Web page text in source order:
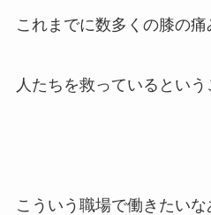
これまでに数多くの膝の痛
人たちを救っているという
こういう職場で働きたい